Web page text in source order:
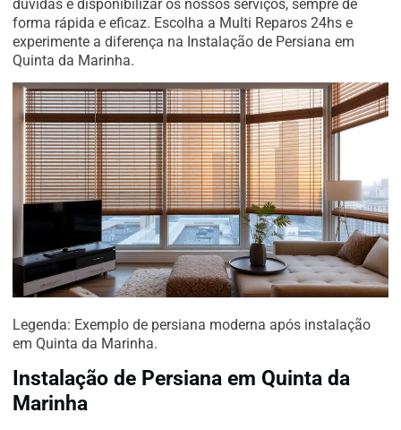
dúvidas e disponibilizar os nossos serviços, sempre de
forma rápida e eficaz. Escolha a Multi Reparos 24hs e
experimente a diferença na Instalação de Persiana em
Quinta da Marinha.
Legenda: Exemplo de persiana moderna após instalação
em Quinta da Marinha.
Instalação de Persiana em Quinta da
Marinha